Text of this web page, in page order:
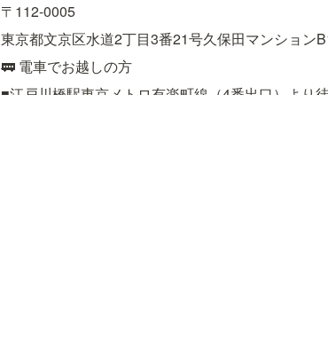
〒112-0005
東京都文京区水道2丁目3番21号久保田マンション
🚃 電車でお越しの方
■江戸川橋駅東京メトロ有楽町線（4番出口）より